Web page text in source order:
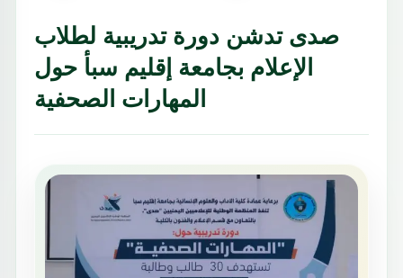
صدى تدشن دورة تدريبية لطلاب
الإعلام بجامعة إقليم سبأ حول
المهارات الصحفية